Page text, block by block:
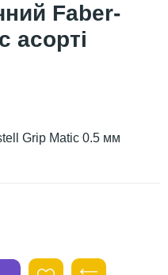
Faber-
асорті
Grip Matic 0.5 мм